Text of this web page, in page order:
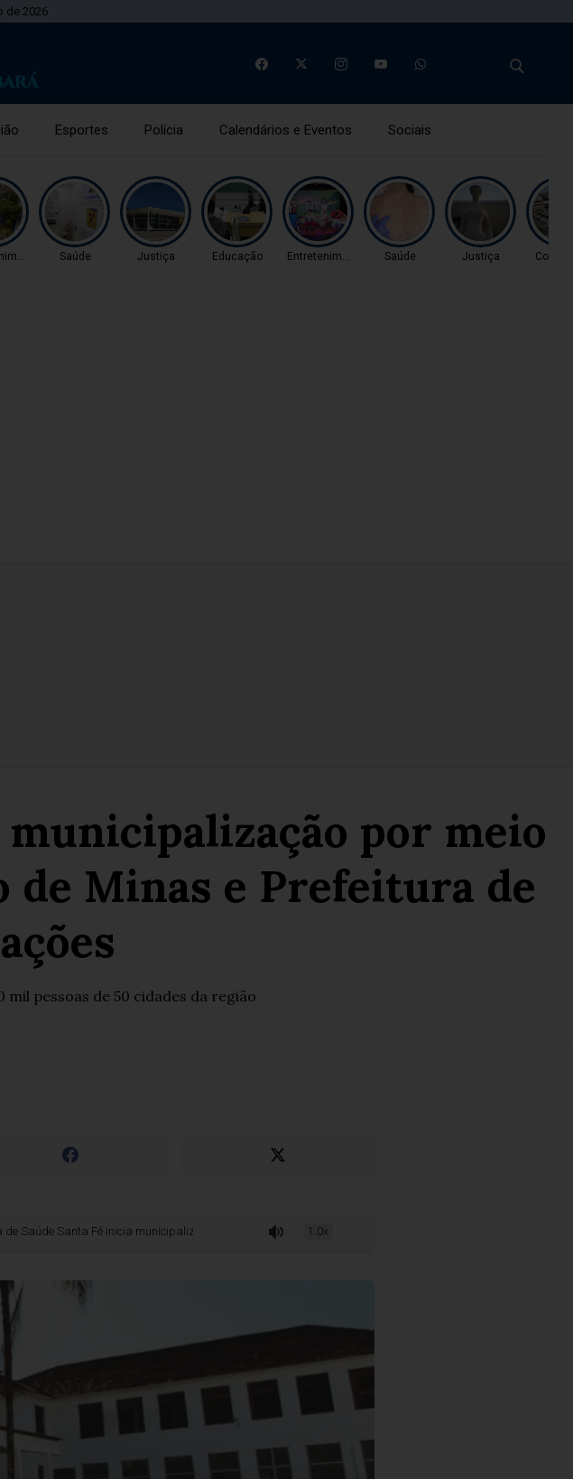
de 2026
Esportes Polícia Calendários e Eventos Sociais
Saúde Justiça Educação Entretenimento Saúde Justiça Coluna
municipalização por meio
de Minas e Prefeitura de
mil pessoas de 50 cidades da região
Fé inicia municipalização por meio de cooperação entre Governo de Minas e Prefeitura de Três Corações
1.0x